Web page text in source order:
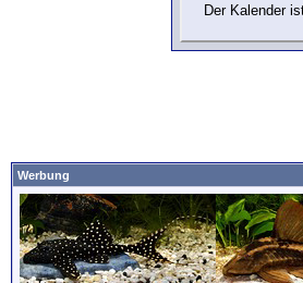
Der Kalender
Werbung